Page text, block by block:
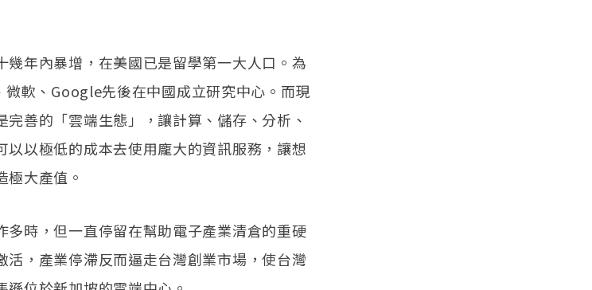
幾年內暴增，在美國已是留學第一大人口。為
軟、Google先後在中國成立研究中心。而現
善的「雲端生態」，讓計算、儲存、分析、
以以極低的成本去使用龐大的資訊服務，讓想
極大產值。
多時，但一直停留在幫助電子產業清倉的重硬
活，產業停滯反而逼走台灣創業市場，使台灣